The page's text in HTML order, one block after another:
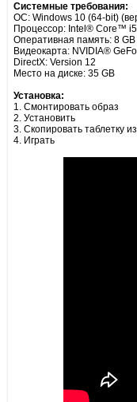
Системные требования:
ОС: Windows 10 (64-bit)
Процессор: Intel® Core™
Оперативная память: 8
Видеокарта: NVIDIA®
DirectX: Version 12
Место на диске: 35 GB
Установка:
1. Смонтировать образ
2. Установить
3. Скопировать таблетку
4. Играть